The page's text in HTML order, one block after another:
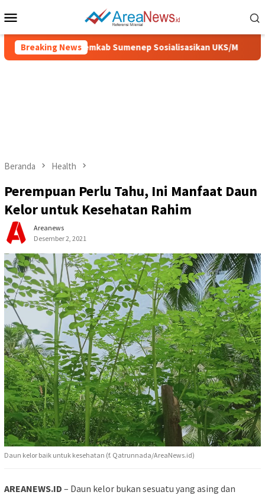
ke
Mobile
Breaking News
Sehat, Pemkab Sumenep Sosialisasikan UKS/M
Beranda Health
Perempuan Perlu Tahu, Ini Manfaat Daun
Kelor untuk Kesehatan Rahim
Areanews
Desember 2, 2021
Daun kelor baik untuk kesehatan (f. Qatrunnada/AreaNews.id)
AREANEWS.ID – Daun kelor bukan sesuatu yang asing dan